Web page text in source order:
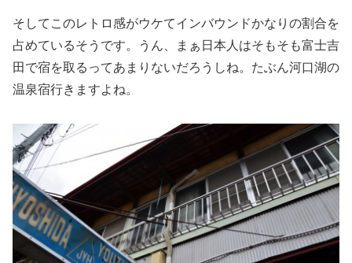
そしてこのレトロ感がウケてインバウンドかなりの割合を
占めているそうです。うん、まぁ日本人はそもそも富士吉
田で宿を取るってあまりないだろうしね。たぶん河口湖の
温泉宿行きますよね。